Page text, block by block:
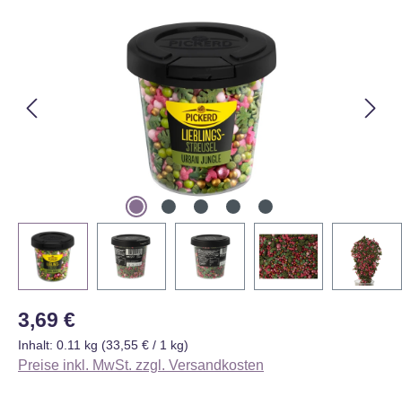
Regulärer Preis:
3,69 €
Inhalt: 0.11 kg (33,55 € / 1 kg)
Preise inkl. MwSt. zzgl. Versandkosten